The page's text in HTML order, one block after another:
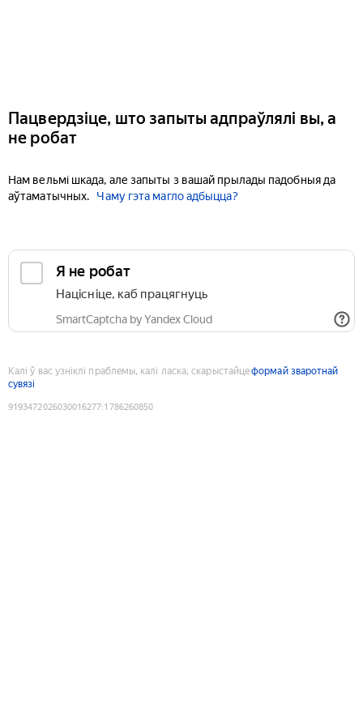
Пацвердзіце, што запыты адпраўлялі вы, а
не робат
Нам вельмі шкада, але запыты з вашай прылады падобныя да
аўтаматычных.
Чаму гэта магло адбыцца?
Я не робат
Націсніце, каб працягнуць
SmartCaptcha by Yandex Cloud
Калі ў вас узніклі праблемы, калі ласка, скарыстайцеформай зваротнай
сувязі
9193472026030016277:1786260850